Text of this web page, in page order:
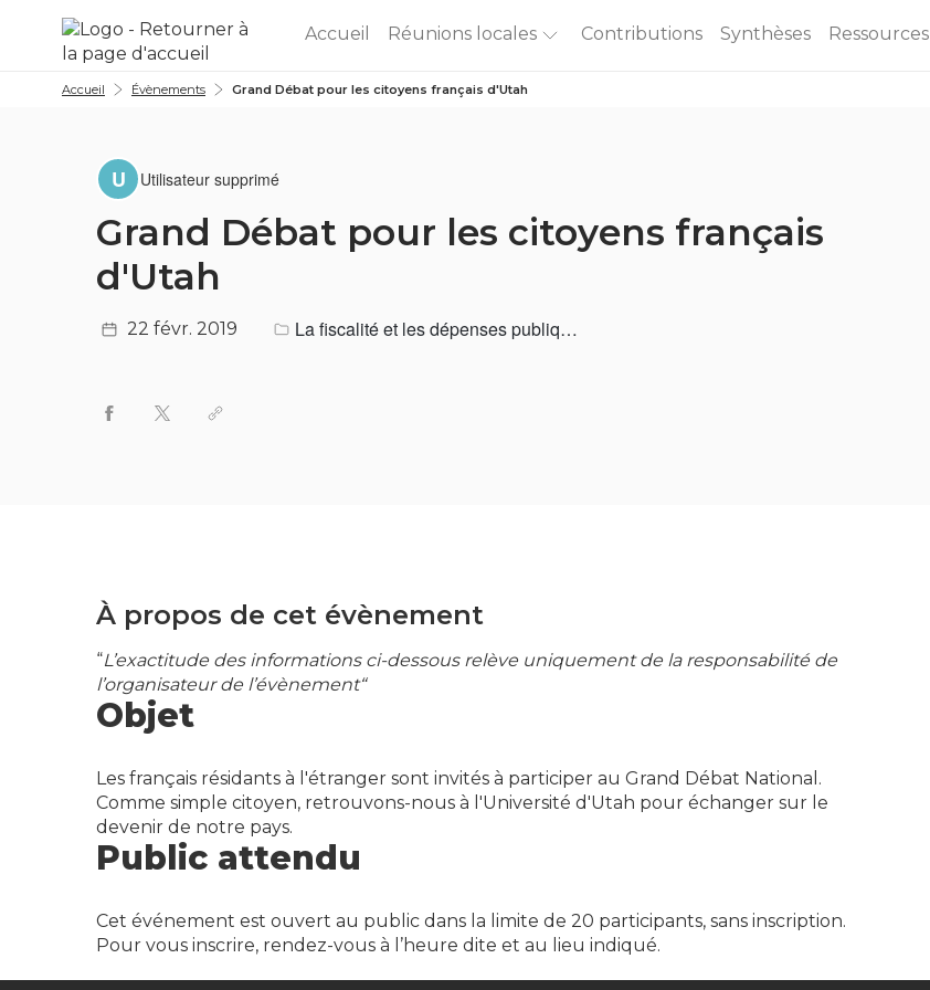
Aller au menu Aller au contenu
Accueil Réunions locales Contributions Synthèses Ressources
Accueil Évènements Grand Débat pour les citoyens français d'Utah
U Utilisateur supprimé
Grand Débat pour les citoyens français
d'Utah
22 févr. 2019 La fiscalité et les dépenses publiq…
À propos de cet évènement
“L’exactitude des informations ci-dessous relève uniquement de la responsabilité de
l’organisateur de l’évènement“
Objet
Les français résidants à l'étranger sont invités à participer au Grand Débat National.
Comme simple citoyen, retrouvons-nous à l'Université d'Utah pour échanger sur le
devenir de notre pays.
Public attendu
Cet événement est ouvert au public dans la limite de 20 participants, sans inscription.
Pour vous inscrire, rendez-vous à l’heure dite et au lieu indiqué.